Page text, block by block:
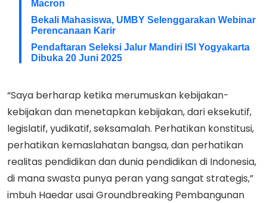
Macron
Bekali Mahasiswa, UMBY Selenggarakan Webinar
Perencanaan Karir
Pendaftaran Seleksi Jalur Mandiri ISI Yogyakarta
Dibuka 20 Juni 2025
“Saya berharap ketika merumuskan kebijakan-
kebijakan dan menetapkan kebijakan, dari eksekutif,
legislatif, yudikatif, seksamalah. Perhatikan konstitusi,
perhatikan kemaslahatan bangsa, dan perhatikan
realitas pendidikan dan dunia pendidikan di Indonesia,
di mana swasta punya peran yang sangat strategis,”
imbuh Haedar usai Groundbreaking Pembangunan